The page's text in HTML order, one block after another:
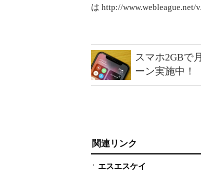
は http://www.webleague.net/
スマホ2GBで
ーン実施中！
関連リンク
エスエスケイ